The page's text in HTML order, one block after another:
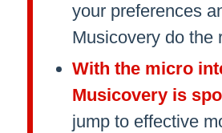
your preferences
Musicovery do the
With the micro
Musicovery is
jump to effective